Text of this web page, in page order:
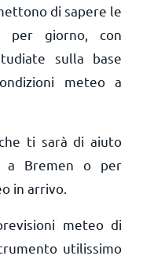
di sapere le
per giorno, con
sulla base
meteo a
ti sarà di aiuto
a Bremen o per
in arrivo.
meteo di
utilissimo